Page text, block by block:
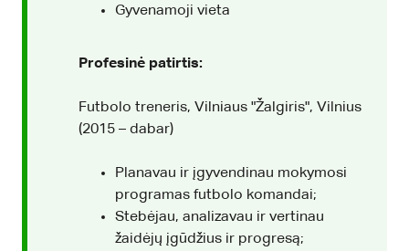
Gyvenamoji vieta
Profesinė patirtis:
Futbolo treneris, Vilniaus "Žalgiris", Vilnius
(2015 – dabar)
Planavau ir įgyvendinau mokymosi
programas futbolo komandai;
Stebėjau, analizavau ir vertinau
žaidėjų įgūdžius ir progresą;